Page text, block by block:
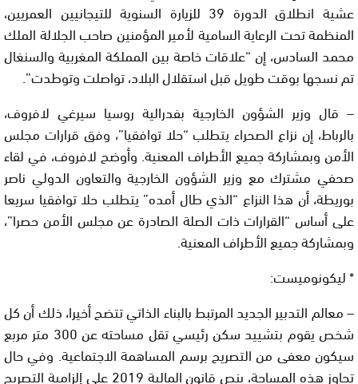
عشية انطلاق الدورة 39 للزيارة السنوية للتيجانيين العمريين،
المنظمة تحت الرعاية السامية لأمير المؤمنين صاحب الجلالة الملك
محمد السادس، إن “علاقات خاصة بين المملكة المغربية والسنغال
تم نسجها بوقت طويل قبل استقلال البلاد، تواصلت وتوطدت”.
– قال وزير الشؤون الخارجية بفدرالية روسيا سيرغي لافروف،
بالرباط، إن نزاع الصحراء يتطلب “حلا توافقيا”، وفق قرارات مجلس
الأمن وبمشاركة جميع الأطراف المعنية. وأوضح لافروف، في لقاء
صحفي مشترك مع وزير الشؤون الخارجية والتعاون الدولي ناصر
بوريطة، أن هذا النزاع “الذي طال أمده” يتطلب حلا توافقيا سريعا
على أساس “القرارات ذات الصلة الصادرة عن مجلس الأمن حصرا”،
وبمشاركة جميع الأطراف المعنية.
* ليكونوميست:
– معالم التدبير الجديد المرتبط بالبناء الذاتي تتضح أخيرا، ذلك أن كل
شخص يقوم بتشييد سكن رئيسي تقل مساحته عن 300 متر مربع
سيكون معفى من التصريح برسم المساهمة الاجتماعية. وفي حال
تجاوز هذه المساحة، ينص قانون المالية 2019 على إلزامية التصريح